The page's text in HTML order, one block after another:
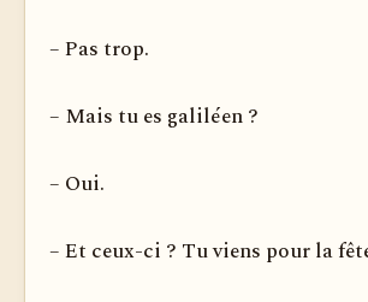
– Pas trop.
– Mais tu es galiléen ?
– Oui.
– Et ceux-ci ? Tu viens pour la